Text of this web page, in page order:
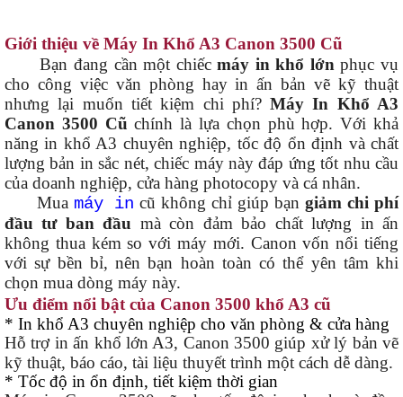
Giới thiệu về Máy In Khổ A3 Canon 3500 Cũ
Bạn đang cần một chiếcmáy in khổ lớnphục vụ
cho công việc văn phòng hay in ấn bản vẽ kỹ thuật
nhưng lại muốn tiết kiệm chi phí?Máy In Khổ A3
Canon 3500 Cũ chính là lựa chọn phù hợp. Với khả
năng in khổ A3 chuyên nghiệp, tốc độ ổn định và chất
lượng bản in sắc nét, chiếc máy này đáp ứng tốt nhu cầu
của doanh nghiệp, cửa hàng photocopy và cá nhân.
Mua máy in cũ không chỉ giúp bạn giảm chi phí
đầu tư ban đầu mà còn đảm bảo chất lượng in ấn
không thua kém so với máy mới. Canon vốn nổi tiếng
với sự bền bỉ, nên bạn hoàn toàn có thể yên tâm khi
chọn mua dòng máy này.
Ưu điểm nổi bật của Canon 3500 khổ A3 cũ
* In khổ A3 chuyên nghiệp cho văn phòng & cửa hàng
Hỗ trợ in ấn khổ lớn A3, Canon 3500 giúp xử lý bản vẽ
kỹ thuật, báo cáo, tài liệu thuyết trình một cách dễ dàng.
* Tốc độ in ổn định, tiết kiệm thời gian